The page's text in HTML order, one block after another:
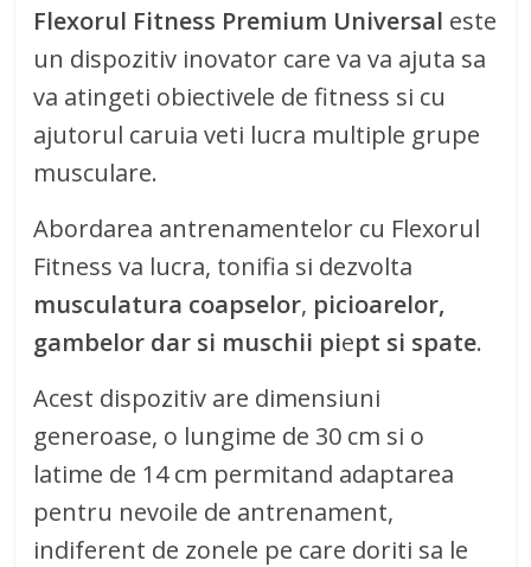
Flexorul Fitness Premium Universal este
un dispozitiv inovator care va va ajuta sa
va atingeti obiectivele de fitness si cu
ajutorul caruia veti lucra multiple grupe
musculare.
Abordarea antrenamentelor cu Flexorul
Fitness va lucra, tonifia si dezvolta
musculatura coapselor, picioarelor,
gambelor dar si muschii piept si spate.
Acest dispozitiv are dimensiuni
generoase, o lungime de 30 cm si o
latime de 14 cm permitand adaptarea
pentru nevoile de antrenament,
indiferent de zonele pe care doriti sa le